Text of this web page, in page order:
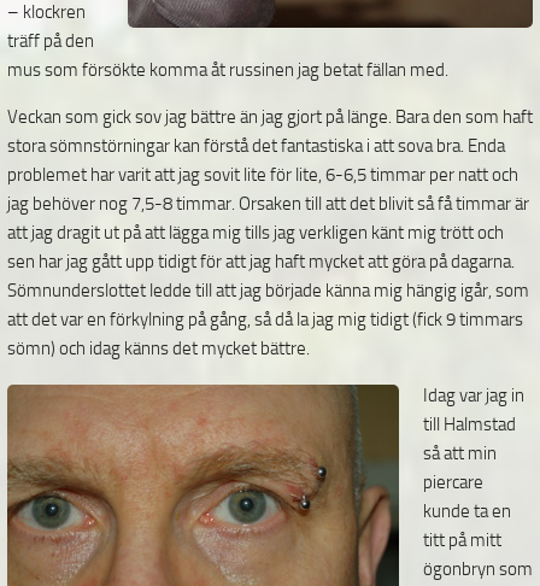
– klockren
träff på den
mus som försökte komma åt russinen jag betat fällan med.
Veckan som gick sov jag bättre än jag gjort på länge. Bara den som haft
stora sömnstörningar kan förstå det fantastiska i att sova bra. Enda
problemet har varit att jag sovit lite för lite, 6-6,5 timmar per natt och
jag behöver nog 7,5-8 timmar. Orsaken till att det blivit så få timmar är
att jag dragit ut på att lägga mig tills jag verkligen känt mig trött och
sen har jag gått upp tidigt för att jag haft mycket att göra på dagarna.
Sömnunderslottet ledde till att jag började känna mig hängig igår, som
att det var en förkylning på gång, så då la jag mig tidigt (fick 9 timmars
sömn) och idag känns det mycket bättre.
Idag var jag in
till Halmstad
så att min
piercare
kunde ta en
titt på mitt
ögonbryn som